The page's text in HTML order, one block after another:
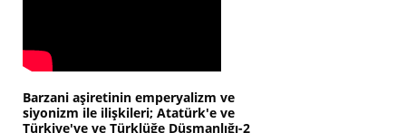
Barzani aşiretinin emperyalizm ve
siyonizm ile ilişkileri; Atatürk'e ve
Türkiye'ye ve Türklüğe Düşmanlığı-2